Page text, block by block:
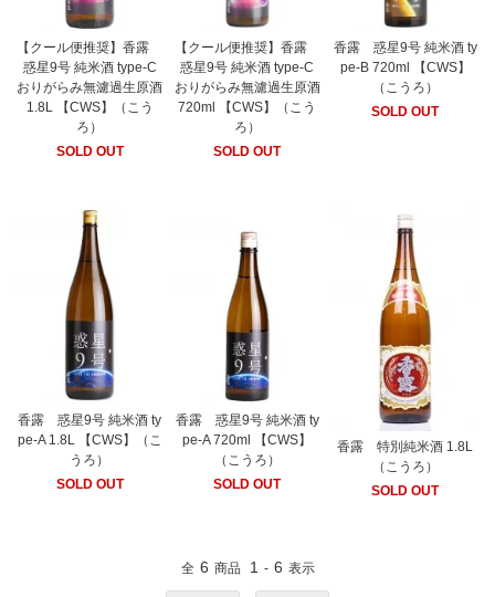
【クール便推奨】香露
惑星9号 純米酒 type-C
おりがらみ無濾過生原酒
1.8L 【CWS】（こう
ろ）
SOLD OUT
【クール便推奨】香露
惑星9号 純米酒 type-C
おりがらみ無濾過生原酒
720ml 【CWS】（こう
ろ）
SOLD OUT
香露 惑星9号 純米酒 ty
pe-B 720ml 【CWS】
（こうろ）
SOLD OUT
香露 惑星9号 純米酒 ty
pe-A 1.8L 【CWS】（こ
うろ）
SOLD OUT
香露 惑星9号 純米酒 ty
pe-A 720ml 【CWS】
（こうろ）
SOLD OUT
香露 特別純米酒 1.8L
（こうろ）
SOLD OUT
全 6 商品 1 - 6 表示